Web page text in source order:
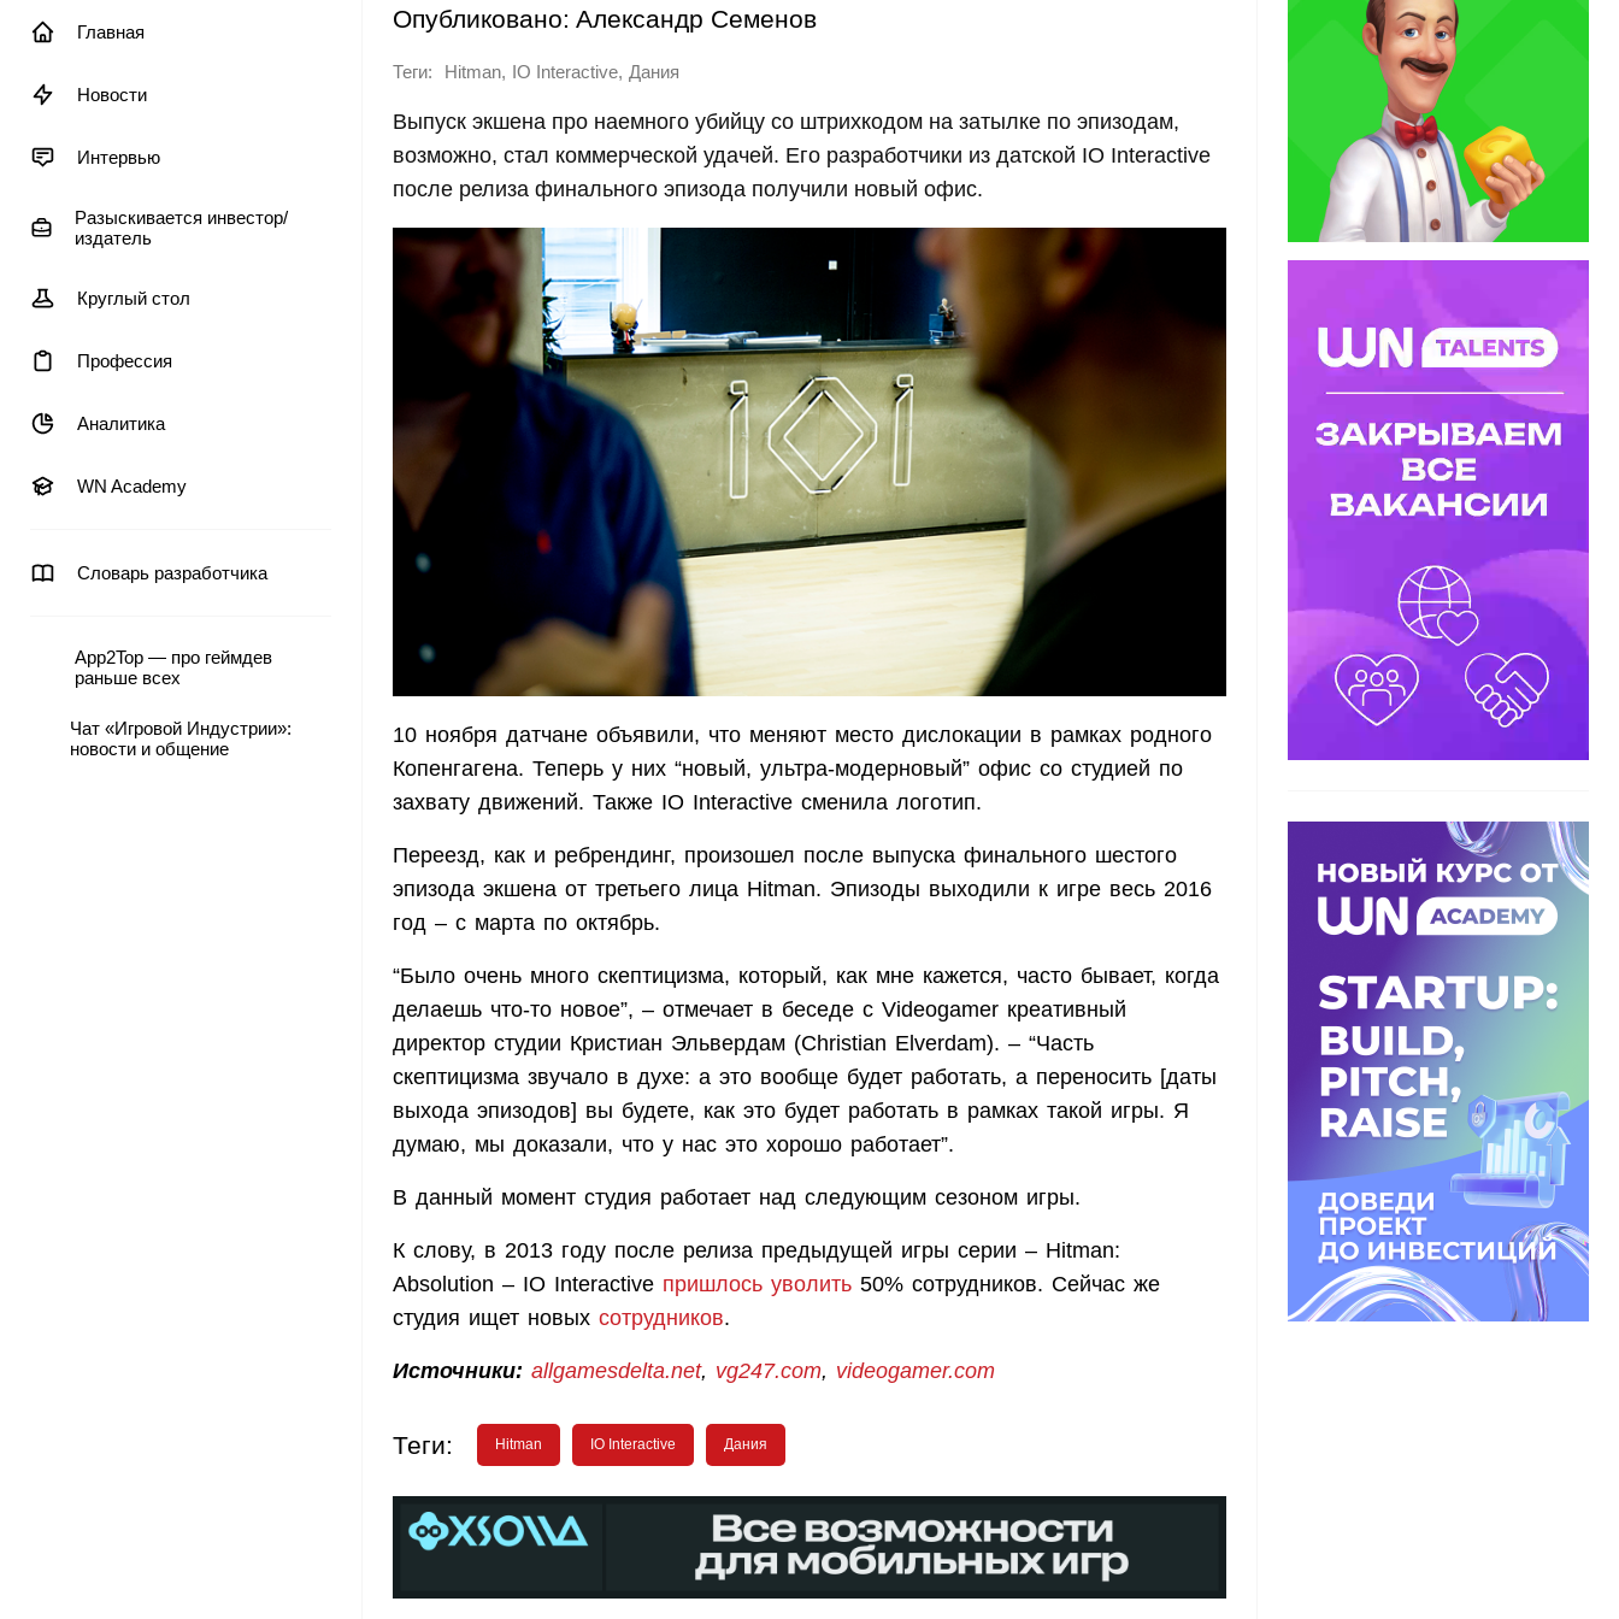
Главная
Новости
Интервью
Разыскивается инвестор/
издатель
Круглый стол
Профессия
Аналитика
WN Academy
Словарь разработчика
App2Top — про геймдев
раньше всех
Чат «Игровой Индустрии»:
новости и общение
Опубликовано: Александр Семенов
Теги: Hitman, IO Interactive, Дания
Выпуск экшена про наемного убийцу со штрихкодом на затылке по эпизодам,
возможно, стал коммерческой удачей. Его разработчики из датской IO Interactive
после релиза финального эпизода получили новый офис.
10 ноября датчане объявили, что меняют место дислокации в рамках родного
Копенгагена. Теперь у них “новый, ультра-модерновый” офис со студией по
захвату движений. Также IO Interactive сменила логотип.
Переезд, как и ребрендинг, произошел после выпуска финального шестого
эпизода экшена от третьего лица Hitman. Эпизоды выходили к игре весь 2016
год – с марта по октябрь.
“Было очень много скептицизма, который, как мне кажется, часто бывает, когда
делаешь что-то новое”, – отмечает в беседе с Videogamer креативный
директор студии Кристиан Эльвердам (Christian Elverdam). – “Часть
скептицизма звучало в духе: а это вообще будет работать, а переносить [даты
выхода эпизодов] вы будете, как это будет работать в рамках такой игры. Я
думаю, мы доказали, что у нас это хорошо работает”.
В данный момент студия работает над следующим сезоном игры.
К слову, в 2013 году после релиза предыдущей игры серии – Hitman:
Absolution – IO Interactive пришлось уволить 50% сотрудников. Сейчас же
студия ищет новых сотрудников.
Источники: allgamesdelta.net, vg247.com, videogamer.com
Теги: Hitman IO Interactive Дания